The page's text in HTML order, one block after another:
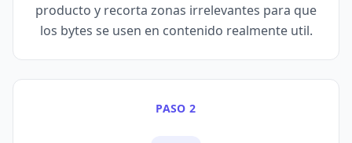
producto y recorta zonas irrelevantes para que
los bytes se usen en contenido realmente util.
PASO 2